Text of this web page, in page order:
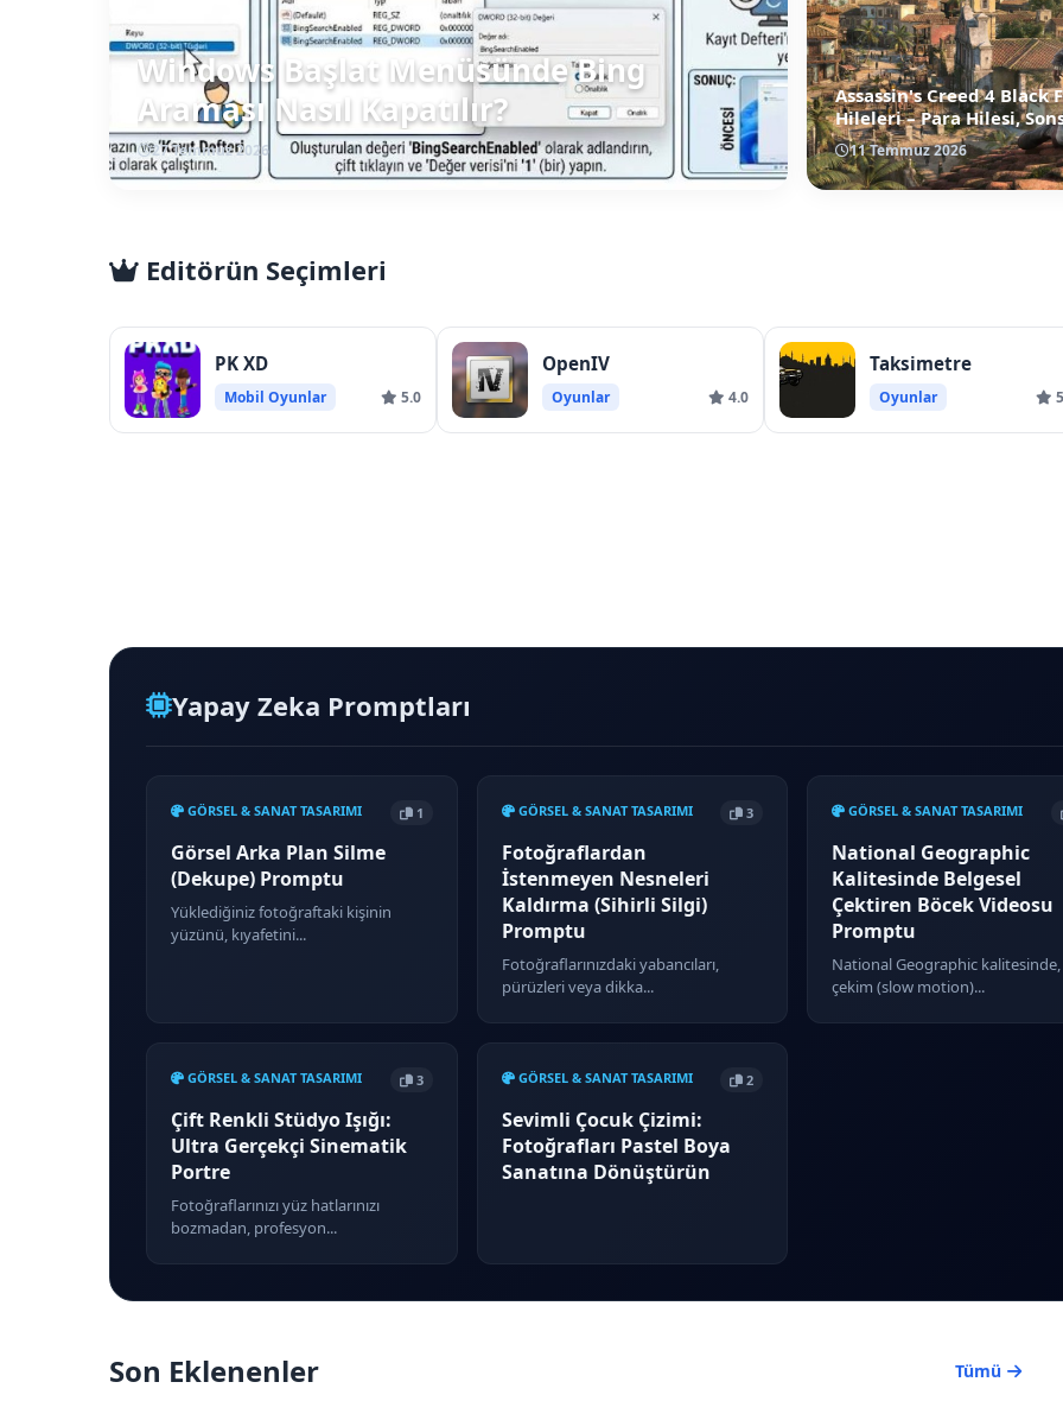
Windows Başlat Menüsünde Bing
Araması Nasıl Kapatılır?
27 Temmuz 2026
Assassin's Creed 4 Black
Hileleri – Para Hilesi,
Yağma ve Efsanevi Gemi
Kodları
11 Temmuz 2026
Editörün Seçimleri
PK XD
Mobil Oyunlar 5.0
OpenIV
Oyunlar 4.0
Taksimetre
Oyunlar
Yapay Zeka Promptları
GÖRSEL & SANAT TASARIMI 1
Görsel Arka Plan Silme
(Dekupe) Promptu
Yüklediğiniz fotoğraftaki kişinin
yüzünü, kıyafetini...
GÖRSEL & SANAT TASARIMI 3
Fotoğraflardan
İstenmeyen Nesneleri
Kaldırma (Sihirli Silgi)
Promptu
Fotoğraflarınızdaki yabancıları,
pürüzleri veya dikka...
GÖRSEL & SANAT TASARIMI
National Geographic
Kalitesinde Belgesel
Çektiren Böcek Videosu
Promptu
National Geographic kalitesinde,
çekim (slow motion)...
GÖRSEL & SANAT TASARIMI 3
Çift Renkli Stüdyo Işığı:
Ultra Gerçekçi Sinematik
Portre
Fotoğraflarınızı yüz hatlarınızı
bozmadan, profesyon...
GÖRSEL & SANAT TASARIMI 2
Sevimli Çocuk Çizimi:
Fotoğrafları Pastel Boya
Sanatına Dönüştürün
Son Eklenenler Tümü